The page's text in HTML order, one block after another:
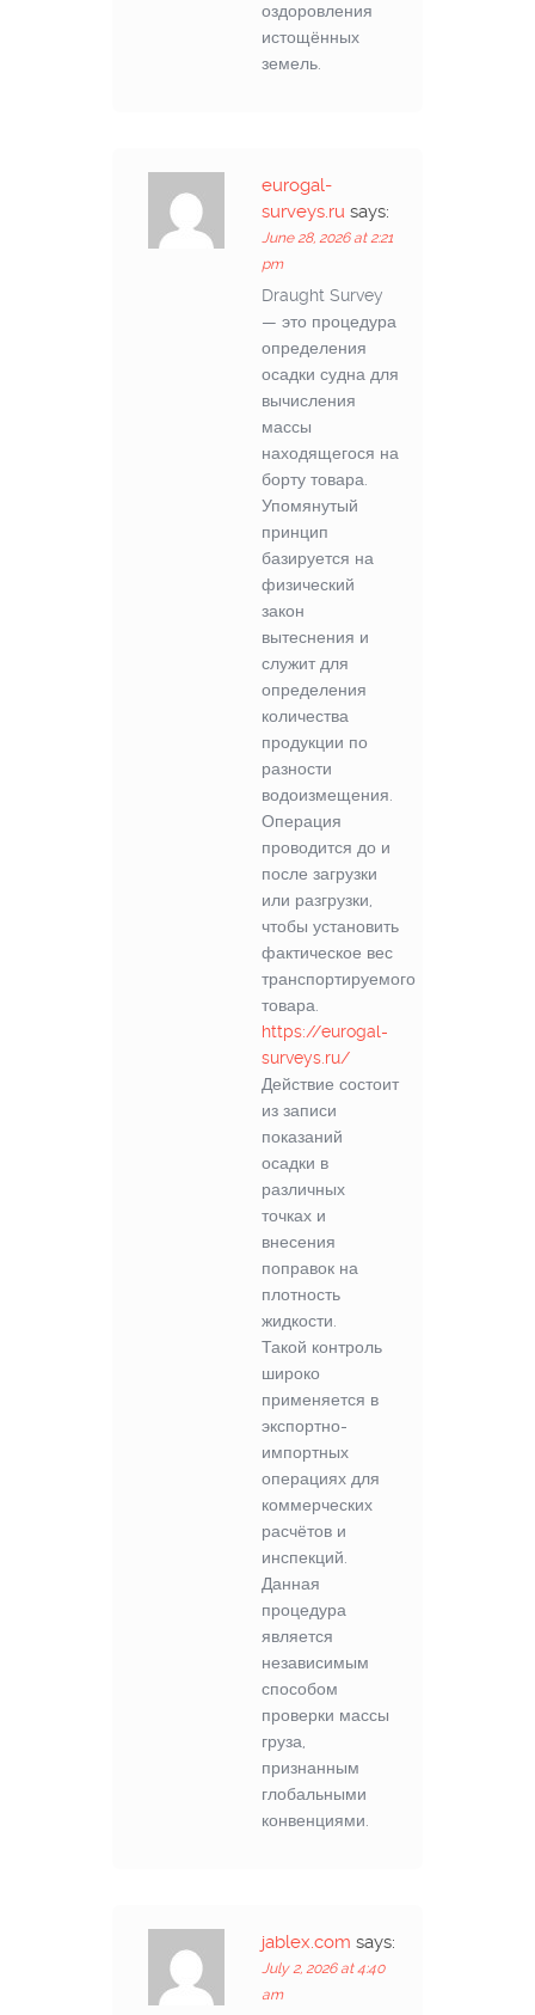
оздоровления
истощённых
земель.
eurogal-
surveys.ru says:
June 28, 2026 at 2:21
pm
Draught Survey
— это процедура
определения
осадки судна для
вычисления
массы
находящегося на
борту товара.
Упомянутый
принцип
базируется на
физический
закон
вытеснения и
служит для
определения
количества
продукции по
разности
водоизмещения.
Операция
проводится до и
после загрузки
или разгрузки,
чтобы установить
фактическое вес
транспортируемого
товара.
https://eurogal-
surveys.ru/
Действие состоит
из записи
показаний
осадки в
различных
точках и
внесения
поправок на
плотность
жидкости.
Такой контроль
широко
применяется в
экспортно-
импортных
операциях для
коммерческих
расчётов и
инспекций.
Данная
процедура
является
независимым
способом
проверки массы
груза,
признанным
глобальными
конвенциями.
jablex.com says:
July 2, 2026 at 4:40
am